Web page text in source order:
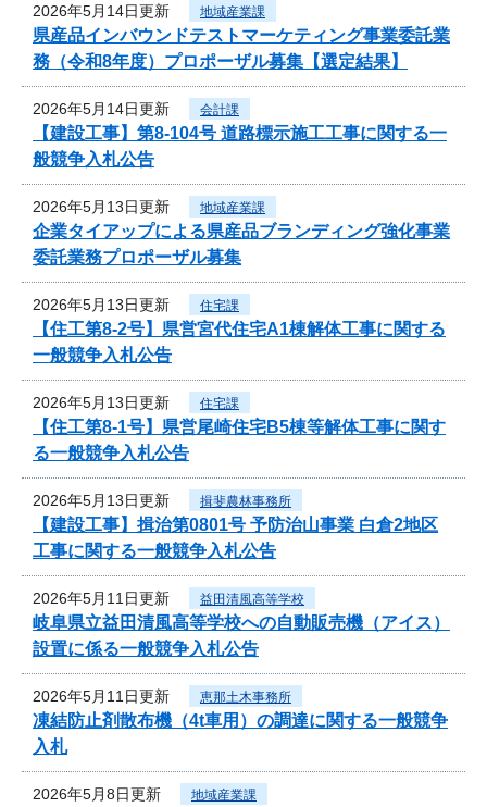
2026年5月14日更新 地域産業課
県産品インバウンドテストマーケティング事業委託業
務（令和8年度）プロポーザル募集【選定結果】
2026年5月14日更新 会計課
【建設工事】第8-104号 道路標示施工工事に関する一
般競争入札公告
2026年5月13日更新 地域産業課
企業タイアップによる県産品ブランディング強化事業
委託業務プロポーザル募集
2026年5月13日更新 住宅課
【住工第8-2号】県営宮代住宅A1棟解体工事に関する
一般競争入札公告
2026年5月13日更新 住宅課
【住工第8-1号】県営尾崎住宅B5棟等解体工事に関す
る一般競争入札公告
2026年5月13日更新 揖斐農林事務所
【建設工事】揖治第0801号 予防治山事業 白倉2地区
工事に関する一般競争入札公告
2026年5月11日更新 益田清風高等学校
岐阜県立益田清風高等学校への自動販売機（アイス）
設置に係る一般競争入札公告
2026年5月11日更新 恵那土木事務所
凍結防止剤散布機（4t車用）の調達に関する一般競争
入札
2026年5月8日更新 地域産業課